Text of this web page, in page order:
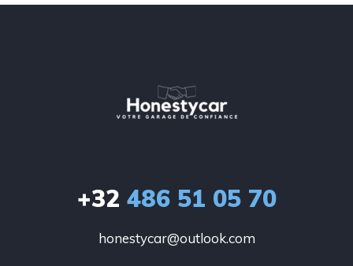
+32 486 51 05 70
honestycar@outlook.com